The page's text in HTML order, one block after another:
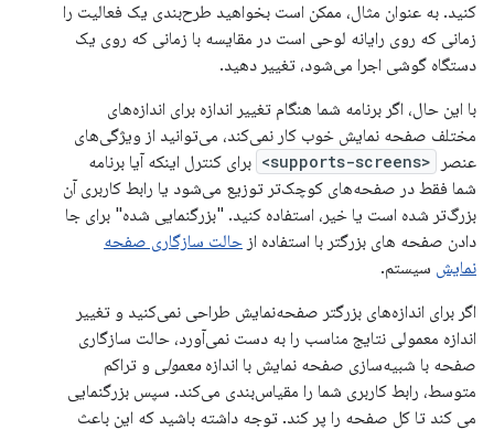
کنید. به عنوان مثال، ممکن است بخواهید طرح‌بندی یک فعالیت را
زمانی که روی رایانه لوحی است در مقایسه با زمانی که روی یک
دستگاه گوشی اجرا می‌شود، تغییر دهید.
با این حال، اگر برنامه شما هنگام تغییر اندازه برای اندازه‌های
مختلف صفحه نمایش خوب کار نمی‌کند، می‌توانید از ویژگی‌های
عنصر
<supports-screens>
برای کنترل اینکه آیا برنامه
شما فقط در صفحه‌های کوچک‌تر توزیع می‌شود یا رابط کاربری آن
بزرگ‌تر شده است یا خیر، استفاده کنید. "بزرگنمایی شده" برای جا
دادن صفحه های بزرگتر با استفاده از حالت سازگاری صفحه
نمایش سیستم.
اگر برای اندازه‌های بزرگتر صفحه‌نمایش طراحی نمی‌کنید و تغییر
اندازه معمولی نتایج مناسب را به دست نمی‌آورد، حالت سازگاری
صفحه با شبیه‌سازی صفحه نمایش با اندازه معمولی و تراکم
متوسط، رابط کاربری شما را مقیاس‌بندی می‌کند. سپس بزرگنمایی
می کند تا کل صفحه را پر کند. توجه داشته باشید که این باعث